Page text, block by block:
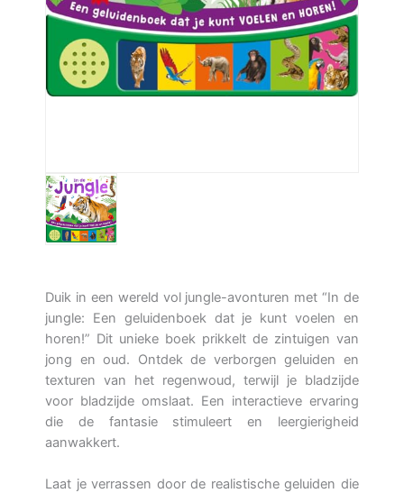
Duik in een wereld vol jungle-avonturen met “In de
jungle: Een geluidenboek dat je kunt voelen en
horen!” Dit unieke boek prikkelt de zintuigen van
jong en oud. Ontdek de verborgen geluiden en
texturen van het regenwoud, terwijl je bladzijde
voor bladzijde omslaat. Een interactieve ervaring
die de fantasie stimuleert en leergierigheid
aanwakkert.
Laat je verrassen door de realistische geluiden die